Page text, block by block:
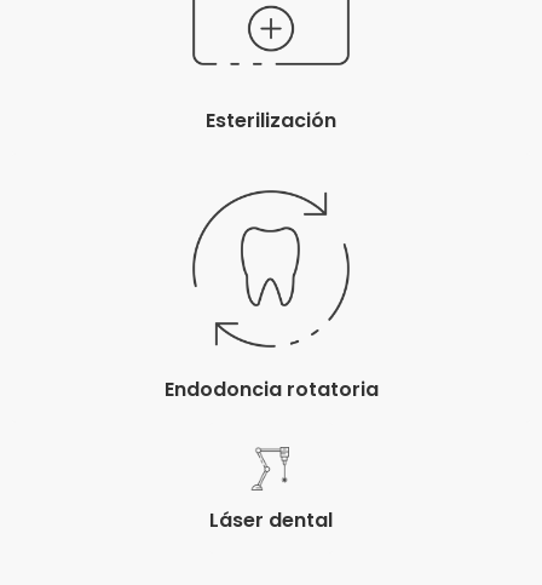
Esterilización
Endodoncia rotatoria
Láser dental